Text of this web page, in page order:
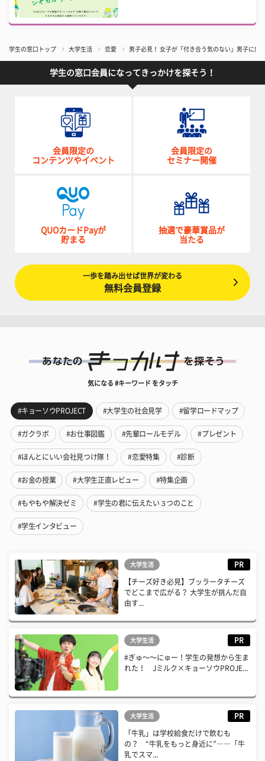
学生の窓口トップ 大学生活 恋愛 男子必見！ 女子が「付き合う気のない」男子に向
学生の窓口会員になってきっかけを探そう！
会員限定の
コンテンツやイベント
会員限定の
セミナー開催
QUOカードPayが
貯まる
抽選で豪華賞品が
当たる
一歩を踏み出せば世界が変わる
無料会員登録
気になる #キーワード をタッチ
#キョーソウPROJECT #大学生の社会見学 #留学ロードマップ
#ガクラボ #お仕事図鑑 #先輩ロールモデル #プレゼント
#ほんとにいい会社見つけ隊！ #恋愛特集 #診断
#お金の授業 #大学生正直レビュー #特集企画
#もやもや解決ゼミ #学生の君に伝えたい３つのこと
#学生インタビュー
大学生活 PR
【チーズ好き必見】ブッラータチーズ
でどこまで広がる？ 大学生が挑んだ自
由す...
大学生活 PR
#ぎゅ〜〜にゅー！学生の発想から生ま
れた！ Jミルク×キョーソウPROJE...
大学生活 PR
「牛乳」は学校給食だけで飲むも
の？ “牛乳をもっと身近に”――「牛
乳でスマ...